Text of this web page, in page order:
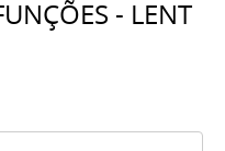
- LENT